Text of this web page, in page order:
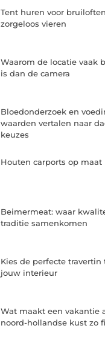
Tent huren voor
zorgeloos vieren
Waarom de locatie vaak
is dan de camera
Bloedonderzoek en
waarden vertalen naar
keuzes
Houten carports op maat
Beimermeat: waar
traditie samenkomen
Kies de perfecte travertin
jouw interieur
Wat maakt een vakantie
noord-hollandse kust zo